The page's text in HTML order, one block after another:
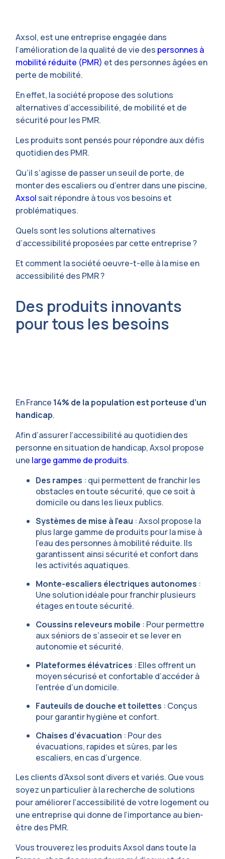
Axsol, est une entreprise engagée dans
l’amélioration de la qualité de vie des personnes à
mobilité réduite (PMR) et des personnes âgées en
perte de mobilité.
En effet, la société propose des solutions
alternatives d’accessibilité, de mobilité et de
sécurité pour les PMR.
Les produits sont pensés pour répondre aux défis
quotidien des PMR.
Qu’il s’agisse de passer un seuil de porte, de
monter des escaliers ou d’entrer dans une piscine,
Axsol sait répondre à tous vos besoins et
problématiques.
Quels sont les solutions alternatives
d’accessibilité proposées par cette entreprise ?
Et comment la société oeuvre-t-elle à la mise en
accessibilité des PMR ?
Des produits innovants
pour tous les besoins
En France 14% de la population est porteuse d’un
handicap.
Afin d’assurer l’accessibilité au quotidien des
personne en situation de handicap, Axsol propose
une large gamme de produits.
Des rampes : qui permettent de franchir les
obstacles en toute sécurité, que ce soit à
domicile ou dans les lieux publics.
Systèmes de mise à l’eau : Axsol propose la
plus large gamme de produits pour la mise à
l’eau des personnes à mobilité réduite. Ils
garantissent ainsi sécurité et confort dans
les activités aquatiques.
Monte-escaliers électriques autonomes :
Une solution idéale pour franchir plusieurs
étages en toute sécurité.
Coussins releveurs mobile : Pour permettre
aux séniors de s’asseoir et se lever en
autonomie et sécurité.
Plateformes élévatrices : Elles offrent un
moyen sécurisé et confortable d’accéder à
l’entrée d’un domicile.
Fauteuils de douche et toilettes : Conçus
pour garantir hygiène et confort.
Chaises d’évacuation : Pour des
évacuations, rapides et sûres, par les
escaliers, en cas d’urgence.
Les clients d’Axsol sont divers et variés. Que vous
soyez un particulier à la recherche de solutions
pour améliorer l’accessibilité de votre logement ou
une entreprise qui donne de l’importance au bien-
être des PMR.
Vous trouverez les produits Axsol dans toute la